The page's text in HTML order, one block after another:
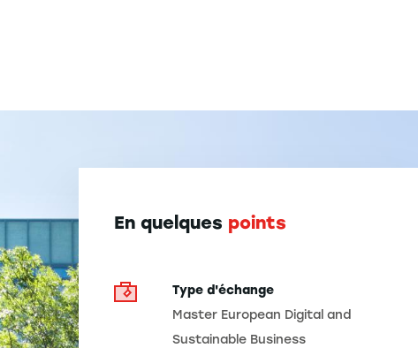
En quelques points
Type d'échange
Master European Digital and
Sustainable Business